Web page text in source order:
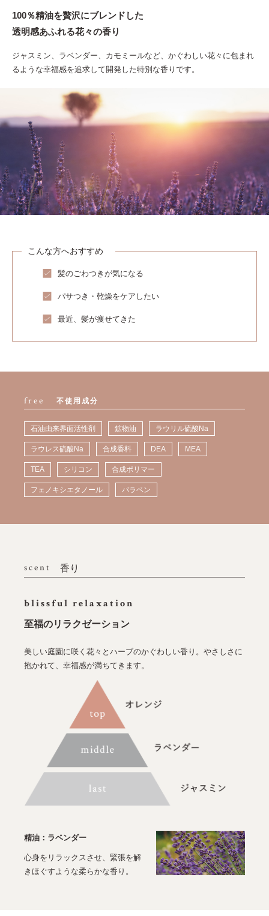
100％精油を贅沢にブレンドした
透明感あふれる花々の香り
ジャスミン、ラベンダー、カモミールなど、かぐわしい花々に包まれ
るような幸福感を追求して開発した特別な香りです。
こんな方へおすすめ
髪のごわつきが気になる
パサつき・乾燥をケアしたい
最近、髪が痩せてきた
free 不使用成分
石油由来界面活性剤 鉱物油 ラウリル硫酸Na
ラウレス硫酸Na 合成香料 DEA MEA
TEA シリコン 合成ポリマー
フェノキシエタノール パラベン
scent 香り
blissful relaxation
至福のリラクゼーション
美しい庭園に咲く花々とハーブのかぐわしい香り。やさしさに
抱かれて、幸福感が満ちてきます。
精油：ラベンダー
心身をリラックスさせ、緊張を解
きほぐすような柔らかな香り。